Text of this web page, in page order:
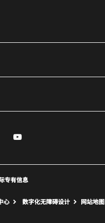
LinkedIn
专有信息
心 数字化无障碍设计 网站地图